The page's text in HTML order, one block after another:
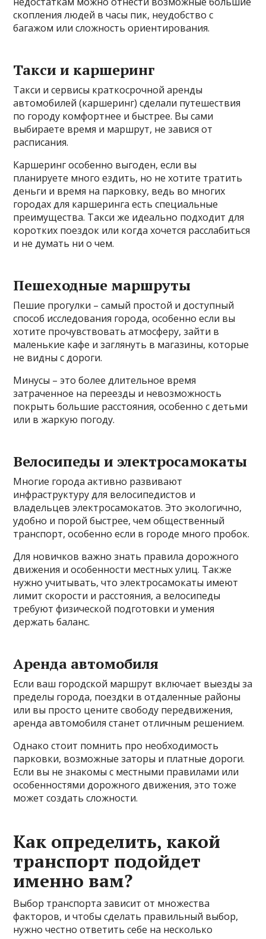
скопления людей в часы пик, неудобство с
багажом или сложность ориентирования.
Такси и каршеринг
Такси и сервисы краткосрочной аренды
автомобилей (каршеринг) сделали путешествия
по городу комфортнее и быстрее. Вы сами
выбираете время и маршрут, не завися от
расписания.
Каршеринг особенно выгоден, если вы
планируете много ездить, но не хотите тратить
деньги и время на парковку, ведь во многих
городах для каршеринга есть специальные
преимущества. Такси же идеально подходит для
коротких поездок или когда хочется расслабиться
и не думать ни о чем.
Пешеходные маршруты
Пешие прогулки – самый простой и доступный
способ исследования города, особенно если вы
хотите прочувствовать атмосферу, зайти в
маленькие кафе и заглянуть в магазины, которые
не видны с дороги.
Минусы – это более длительное время
затраченное на переезды и невозможность
покрыть большие расстояния, особенно с детьми
или в жаркую погоду.
Велосипеды и электросамокаты
Многие города активно развивают
инфраструктуру для велосипедистов и
владельцев электросамокатов. Это экологично,
удобно и порой быстрее, чем общественный
транспорт, особенно если в городе много пробок.
Для новичков важно знать правила дорожного
движения и особенности местных улиц. Также
нужно учитывать, что электросамокаты имеют
лимит скорости и расстояния, а велосипеды
требуют физической подготовки и умения
держать баланс.
Аренда автомобиля
Если ваш городской маршрут включает выезды за
пределы города, поездки в отдаленные районы
или вы просто цените свободу передвижения,
аренда автомобиля станет отличным решением.
Однако стоит помнить про необходимость
парковки, возможные заторы и платные дороги.
Если вы не знакомы с местными правилами или
особенностями дорожного движения, это тоже
может создать сложности.
Как определить, какой
транспорт подойдет
именно вам?
Выбор транспорта зависит от множества
факторов, и чтобы сделать правильный выбор,
нужно честно ответить себе на несколько